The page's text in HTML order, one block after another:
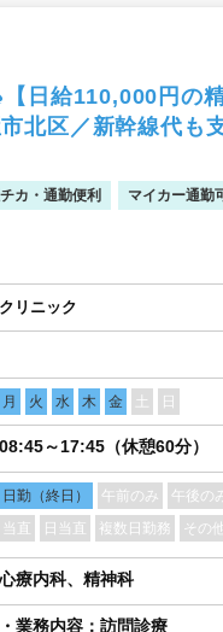
日給110,000円の
北区／新幹線代も
カ・通勤便利 マイカー通勤
クリニック
月 火 水 木 金 土 日
08:45～17:45（休憩60分）
日勤（終日） 午前のみ 午後の
当直
日当直 複数日勤務 その
心療内科、精神科
・業務内容：訪問診療